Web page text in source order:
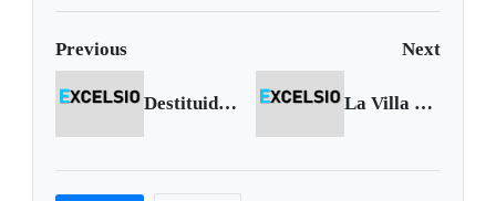
Previous Next
Destituido e inhabilitado Miguel Ángel Bermúdez La Villa del viento y las cometas